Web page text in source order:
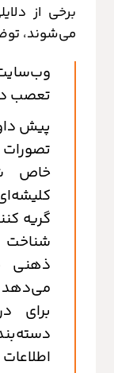
برخی از
می‌شوند،
تعصب
پیش
خاص
گریه
شناخت
ذهنی
می‌دهد
برای